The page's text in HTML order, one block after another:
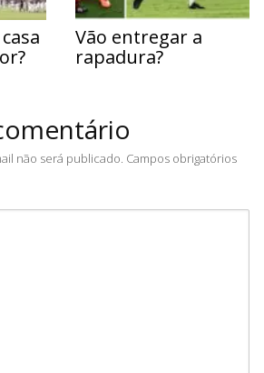
Vão entregar a
rapadura?
não será publicado. Campos obrigatórios